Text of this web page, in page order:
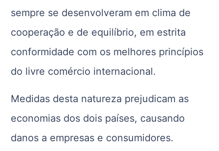
sempre se desenvolveram em clima de
cooperação e de equilíbrio, em estrita
conformidade com os melhores princípios
do livre comércio internacional.
Medidas desta natureza prejudicam as
economias dos dois países, causando
danos a empresas e consumidores.